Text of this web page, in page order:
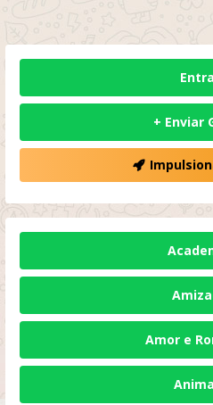
+ Enviar
Amor e